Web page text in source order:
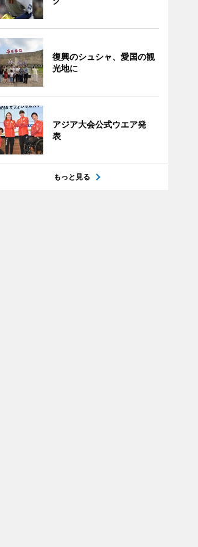
復興のシュシャ、愛国の観
光地に
アジア大会公式ウエア発
表
もっと見る